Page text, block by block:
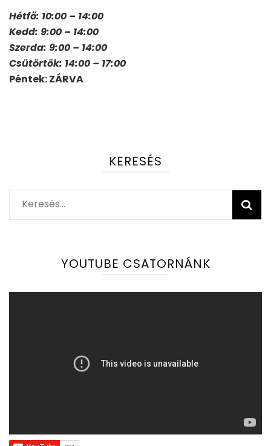
Hétfő: 10:00 – 14:00
Kedd: 9:00 – 14:00
Szerda: 9:00 – 14:00
Csütörtök: 14:00 – 17:00
Péntek: ZÁRVA
KERESÉS
Keresés:
YOUTUBE CSATORNÁNK